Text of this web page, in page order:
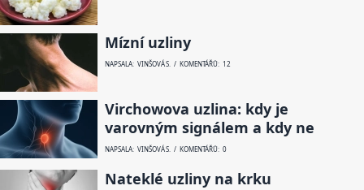
Mízní uzliny
NAPSALA: VINŠOVÁ S. / KOMENTÁŘŮ: 12
Virchowova uzlina: kdy je
varovným signálem a kdy ne
NAPSALA: VINŠOVÁ S. / KOMENTÁŘŮ: 0
Nateklé uzliny na krku